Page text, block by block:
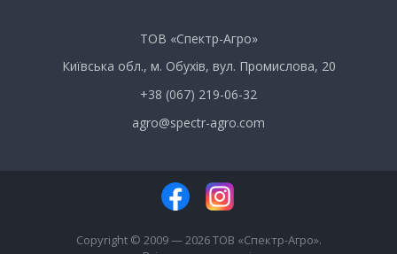
ТОВ «Спектр-Агро»
Київська обл., м. Обухів, вул. Промислова, 20
+38 (067) 219-06-32
agro@spectr-agro.com
Copyright © 2009 — 2026 ТОВ «Спектр-Агро».